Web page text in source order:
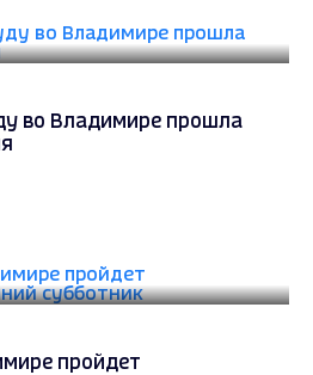
во Владимире прошла
пройдет